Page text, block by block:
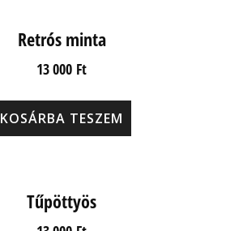
Retrós minta
13 000 Ft
KOSÁRBA TESZEM
Tűpöttyös